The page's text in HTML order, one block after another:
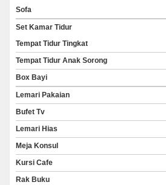
Sofa
Set Kamar Tidur
Tempat Tidur Tingkat
Tempat Tidur Anak Sorong
Box Bayi
Lemari Pakaian
Bufet Tv
Lemari Hias
Meja Konsul
Kursi Cafe
Rak Buku